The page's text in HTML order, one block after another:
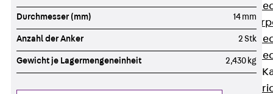
Estrichbündige
Zurück
Durchmesser (mm) 14 mm
Anzahl der Anker 2 Stk
Gewicht je Lagermengeneinheit 2,430 kg